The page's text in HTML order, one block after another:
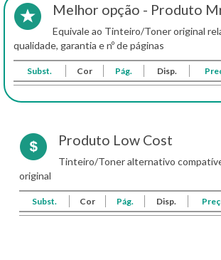
Melhor opção - Produto
Equivale ao Tinteiro/Toner original
qualidade, garantia e nº de páginas
Subst. Cor Pág. Disp.
Produto Low Cost
Tinteiro/Toner alternativo
original
Subst. Cor Pág. Disp.